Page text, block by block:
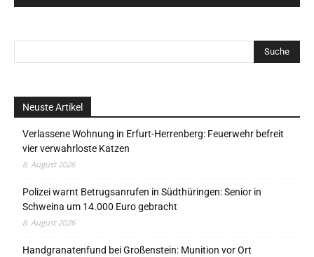
Neuste Artikel
Verlassene Wohnung in Erfurt-Herrenberg: Feuerwehr befreit
vier verwahrloste Katzen
8. August 2026
Polizei warnt Betrugsanrufen in Südthüringen: Senior in
Schweina um 14.000 Euro gebracht
8. August 2026
Handgranatenfund bei Großenstein: Munition vor Ort